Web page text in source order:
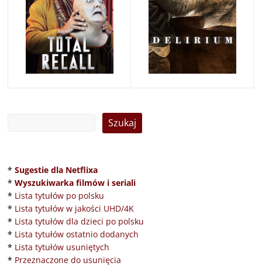
* Sugestie dla Netflixa
* Wyszukiwarka filmów i seriali
* Lista tytułów po polsku
* Lista tytułów w jakości UHD/4K
* Lista tytułów dla dzieci po polsku
* Lista tytułów ostatnio dodanych
* Lista tytułów usuniętych
* Przeznaczone do usunięcia